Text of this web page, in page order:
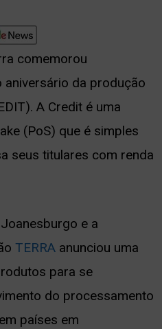
comemorou
da produção
A Credit é uma
(PoS) que é simples
seus titulares com renda
e a
TERRAanunciou uma
para se
do processamento
países em